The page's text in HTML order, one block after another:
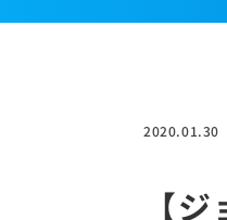
2020.01.30
【